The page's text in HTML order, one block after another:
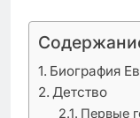
Биография
Детство
Первые